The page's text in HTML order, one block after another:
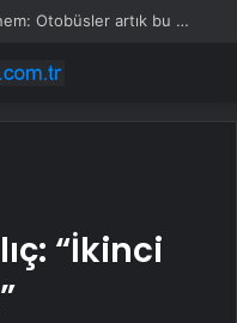
Şehirlerarası yolculukta yeni dönem: Otobüsler artık bu şehirlerde durmayacak
“İkinci